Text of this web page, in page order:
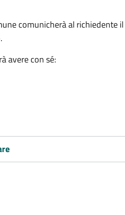
comunicherà al richiedente
avere con sé: